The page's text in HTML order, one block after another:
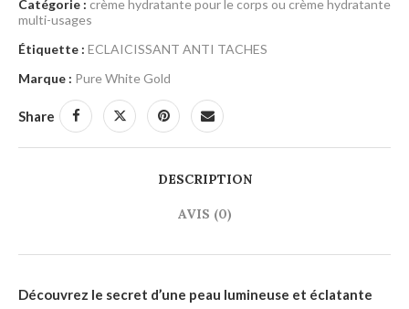
Catégorie : crème hydratante pour le corps ou crème hydratante
multi-usages
Étiquette : ECLAICISSANT ANTI TACHES
Marque : Pure White Gold
Share
DESCRIPTION
AVIS (0)
Découvrez le secret d’une peau lumineuse et éclatante